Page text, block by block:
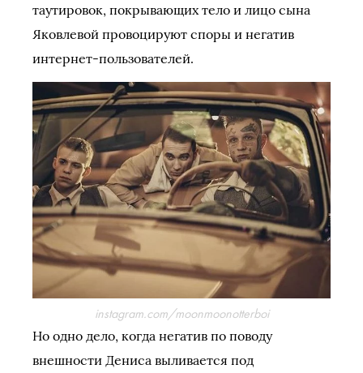
таутировок, покрывающих тело и лицо сына
Яковлевой провоцируют споры и негатив
интернет-пользователей.
instagram.com/moonmoonotterboi
Но одно дело, когда негатив по поводу
внешности Дениса выливается под